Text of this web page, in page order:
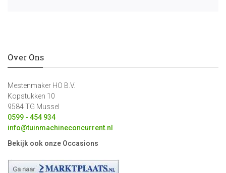
Over Ons
Mestenmaker HO B.V.
Kopstukken 10
9584 TG Mussel
0599 - 454 934
info@tuinmachineconcurrent.nl
Bekijk ook onze Occasions